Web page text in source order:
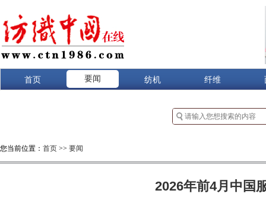
首页 要闻 纺机 纤维
您当前位置： 首页 >> 要闻
2026年前4月中国